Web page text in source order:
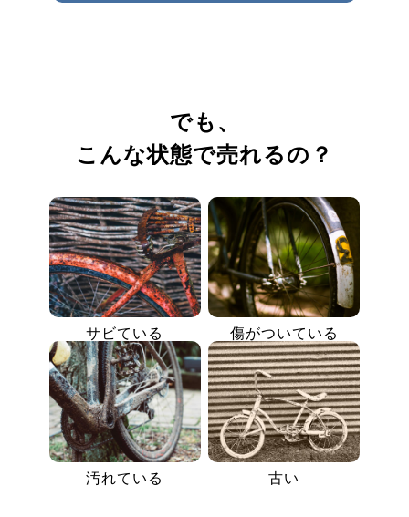
でも、
こんな状態で売れるの？
サビている 傷がついている
汚れている 古い